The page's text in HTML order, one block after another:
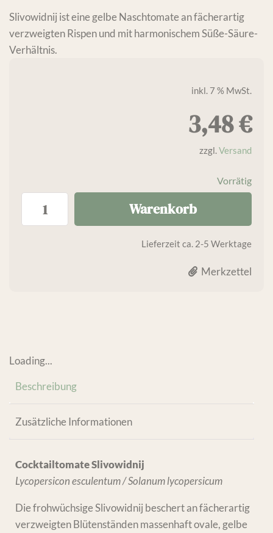
Slivowidnij ist eine gelbe Naschtomate an fächerartig
verzweigten Rispen und mit harmonischem Süße-Säure-
Verhältnis.
inkl. 7 % MwSt.
3,48€
zzgl.Versand
Vorrätig
Warenkorb
Lieferzeit ca. 2-5 Werktage
Merkzettel
Loading...
Beschreibung
Zusätzliche Informationen
Cocktailtomate Slivowidnij
Lycopersicon esculentum / Solanum lycopersicum
Die frohwüchsige Slivowidnij beschert an fächerartig
verzweigten Blütenständen massenhaft ovale, gelbe